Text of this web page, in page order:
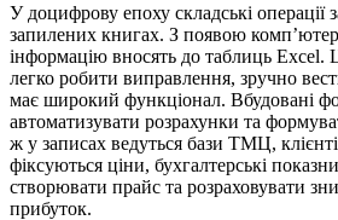
У доцифрову епоху складські операції
запилених книгах. З появою
інформацію вносять до таблиць Excel.
легко робити виправлення, зручно
має широкий функціонал. Вбудовані
автоматизувати розрахунки та
ж у записах ведуться бази ТМЦ,
фіксуються ціни, бухгалтерські
створювати прайс та розраховувати
прибуток.